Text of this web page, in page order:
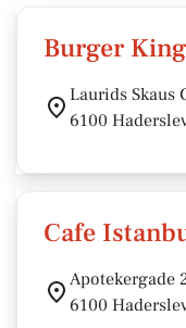
Burger
Laurids Skaus
6100
Cafe
Apotekergade
6100